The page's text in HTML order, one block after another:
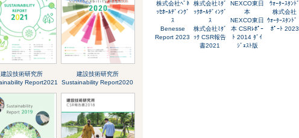
建設技術研究所
Report2021
建設技術研究所
Sustainability Report2020
株式会社ﾍﾞﾈ
ｯｾﾎｰﾙﾃﾞｨﾝｸﾞ
ｽ
Benesse
Report 2023
株式会社ﾐﾀﾞ
ｯｸﾎｰﾙﾃﾞｨﾝｸﾞ
ｽ
株式会社ﾐﾀﾞ
ｯｸ CSR報告
書2021
NEXCO東日
本
NEXCO東日
本 CSRﾚﾎﾟｰ
ﾄ 2014 ﾀﾞｲ
ｼﾞｪｽﾄ版
ｳｫｰﾀｰｽﾀﾝﾄﾞ
株式会社
ｳｫｰﾀｰｽﾀﾝﾄﾞ
ﾎﾟｰﾄ 2023